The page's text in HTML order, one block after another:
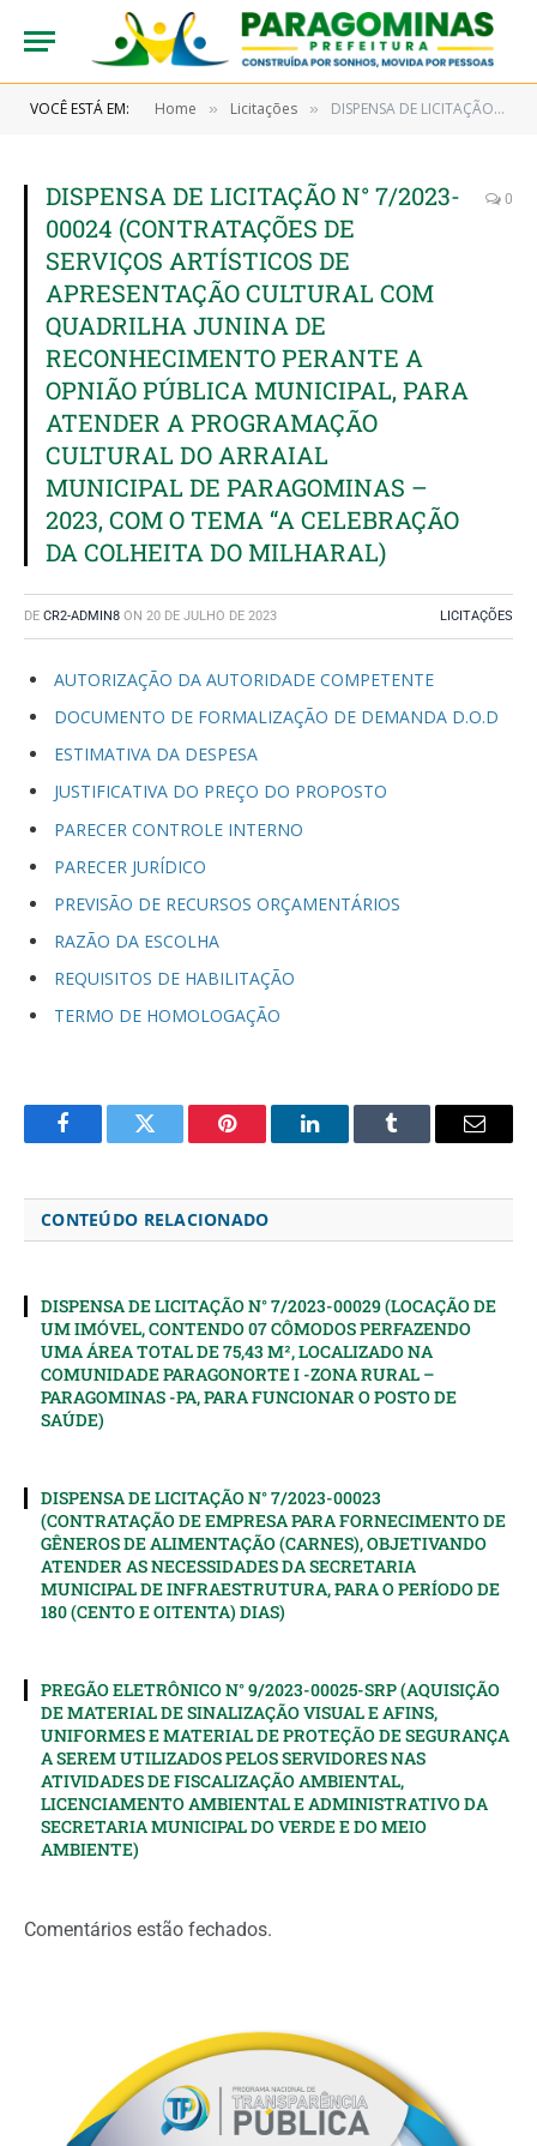
VOCÊ ESTÁ EM: Home » Licitações » DISPENSA DE LICITAÇÃO N° 7/2023-00024 (CONTRATAÇÕES DE SERVIÇOS ARTÍSTICOS DE APRESENTAÇÃO CULTURAL COM QUADRILHA JUNINA DE RECONHECIMENTO PERANTE A OPNIÃO PÚBLICA MUNICIPAL, PARA ATENDER A PROGRAMAÇÃO CULTURAL DO ARRAIAL MUNICIPAL DE PARAGOMINAS – 2023, COM O TEMA “A CELEBRAÇÃO DA COLHEITA DO MILHARAL)
DISPENSA DE LICITAÇÃO N° 7/2023-
00024 (CONTRATAÇÕES DE
SERVIÇOS ARTÍSTICOS DE
APRESENTAÇÃO CULTURAL COM
QUADRILHA JUNINA DE
RECONHECIMENTO PERANTE A
OPNIÃO PÚBLICA MUNICIPAL, PARA
ATENDER A PROGRAMAÇÃO
CULTURAL DO ARRAIAL
MUNICIPAL DE PARAGOMINAS –
2023, COM O TEMA “A CELEBRAÇÃO
DA COLHEITA DO MILHARAL)
0
DE CR2-ADMIN8 ON 20 DE JULHO DE 2023 LICITAÇÕES
AUTORIZAÇÃO DA AUTORIDADE COMPETENTE
DOCUMENTO DE FORMALIZAÇÃO DE DEMANDA D.O.D
ESTIMATIVA DA DESPESA
JUSTIFICATIVA DO PREÇO DO PROPOSTO
PARECER CONTROLE INTERNO
PARECER JURÍDICO
PREVISÃO DE RECURSOS ORÇAMENTÁRIOS
RAZÃO DA ESCOLHA
REQUISITOS DE HABILITAÇÃO
TERMO DE HOMOLOGAÇÃO
FacebookTwitter Pinterest LinkedInTumblr Email
CONTEÚDO RELACIONADO
DISPENSA DE LICITAÇÃO N° 7/2023-00029 (LOCAÇÃO DE
UM IMÓVEL, CONTENDO 07 CÔMODOS PERFAZENDO
UMA ÁREA TOTAL DE 75,43 M², LOCALIZADO NA
COMUNIDADE PARAGONORTE I -ZONA RURAL –
PARAGOMINAS -PA, PARA FUNCIONAR O POSTO DE
SAÚDE)
DISPENSA DE LICITAÇÃO N° 7/2023-00023
(CONTRATAÇÃO DE EMPRESA PARA FORNECIMENTO DE
GÊNEROS DE ALIMENTAÇÃO (CARNES), OBJETIVANDO
ATENDER AS NECESSIDADES DA SECRETARIA
MUNICIPAL DE INFRAESTRUTURA, PARA O PERÍODO DE
180 (CENTO E OITENTA) DIAS)
PREGÃO ELETRÔNICO N° 9/2023-00025-SRP (AQUISIÇÃO
DE MATERIAL DE SINALIZAÇÃO VISUAL E AFINS,
UNIFORMES E MATERIAL DE PROTEÇÃO DE SEGURANÇA
A SEREM UTILIZADOS PELOS SERVIDORES NAS
ATIVIDADES DE FISCALIZAÇÃO AMBIENTAL,
LICENCIAMENTO AMBIENTAL E ADMINISTRATIVO DA
SECRETARIA MUNICIPAL DO VERDE E DO MEIO
AMBIENTE)
Comentários estão fechados.